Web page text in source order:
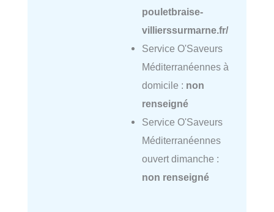
pouletbraise-
villierssurmarne.fr/
Service O'Saveurs
Méditerranéennes à
domicile : non
renseigné
Service O'Saveurs
Méditerranéennes
ouvert dimanche :
non renseigné